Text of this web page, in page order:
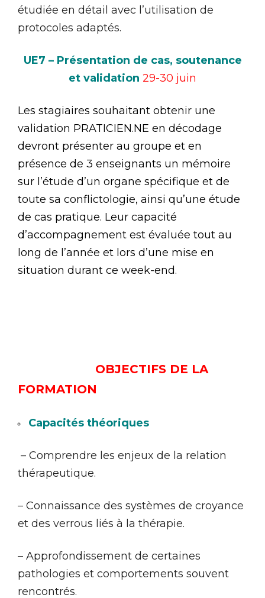
étudiée en détail avec l’utilisation de
protocoles adaptés.
UE7 – Présentation de cas, soutenance
et validation 29-30 juin
Les stagiaires souhaitant obtenir une
validation PRATICIEN.NE en décodage
devront présenter au groupe et en
présence de 3 enseignants un mémoire
sur l’étude d’un organe spécifique et de
toute sa conflictologie, ainsi qu’une étude
de cas pratique. Leur capacité
d’accompagnement est évaluée tout au
long de l’année et lors d’une mise en
situation durant ce week-end.
OBJECTIFS DE LA
FORMATION
Capacités théoriques
– Comprendre les enjeux de la relation
thérapeutique.
– Connaissance des systèmes de croyance
et des verrous liés à la thérapie.
– Approfondissement de certaines
pathologies et comportements souvent
rencontrés.